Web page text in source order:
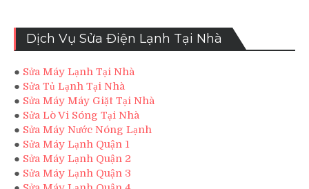
Dịch Vụ Sửa Điện Lạnh Tại Nhà
● Sửa Máy Lạnh Tại Nhà
● Sửa Tủ Lạnh Tại Nhà
● Sửa Máy Máy Giặt Tại Nhà
● Sửa Lò Vi Sóng Tại Nhà
● Sửa Máy Nước Nóng Lạnh
● Sửa Máy Lạnh Quận 1
● Sửa Máy Lạnh Quận 2
● Sửa Máy Lạnh Quận 3